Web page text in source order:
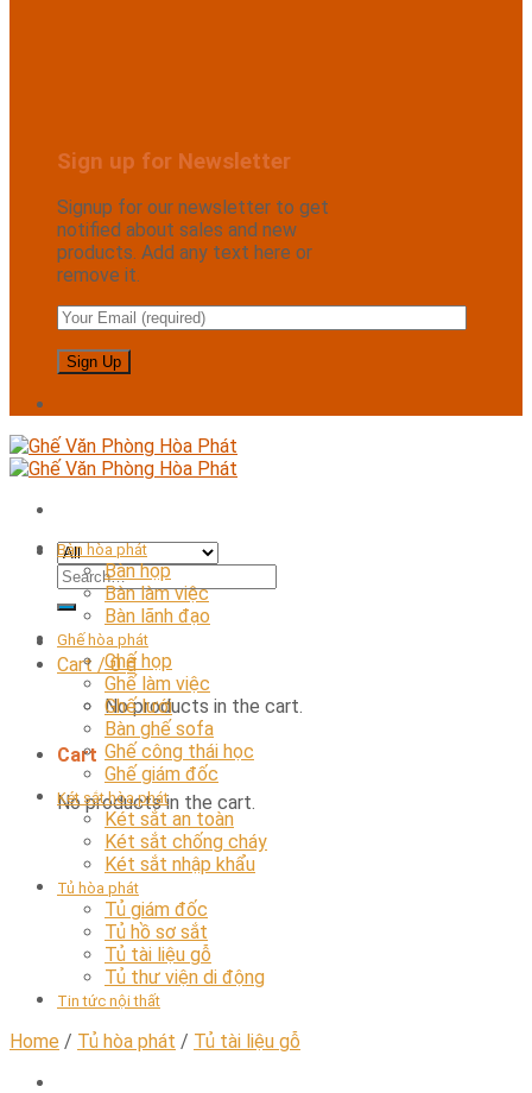
Sign up for Newsletter
Signup for our newsletter to get
notified about sales and new
products. Add any text here or
remove it.
Cart /0₫
No products in the cart.
Cart
No products in the cart.
Bàn hòa phát
Bàn họp
Bàn làm việc
Bàn lãnh đạo
Ghế hòa phát
Ghế họp
Ghế làm việc
Ghế lưới
Bàn ghế sofa
Ghế công thái học
Ghế giám đốc
Két sắt hòa phát
Két sắt an toàn
Két sắt chống cháy
Két sắt nhập khẩu
Tủ hòa phát
Tủ giám đốc
Tủ hồ sơ sắt
Tủ tài liệu gỗ
Tủ thư viện di động
Tin tức nội thất
Home / Tủ hòa phát / Tủ tài liệu gỗ